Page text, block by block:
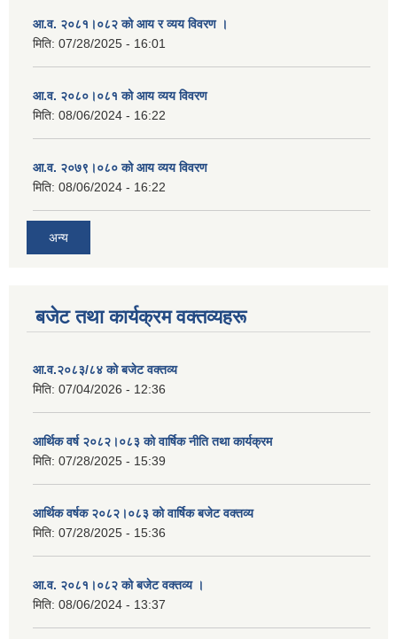
आ.व. २०८१।०८२ को आय र व्यय विवरण ।
मिति: 07/28/2025 - 16:01
आ.व. २०८०।०८१ को आय व्यय विवरण
मिति: 08/06/2024 - 16:22
आ.व. २०७९।०८० को आय व्यय विवरण
मिति: 08/06/2024 - 16:22
अन्य
बजेट तथा कार्यक्रम वक्तव्यहरू
आ.व.२०८३/८४ को बजेट वक्तव्य
मिति: 07/04/2026 - 12:36
आर्थिक वर्ष २०८२।०८३ को वार्षिक नीति तथा कार्यक्रम
मिति: 07/28/2025 - 15:39
आर्थिक वर्षक २०८२।०८३ को वार्षिक बजेट वक्तव्य
मिति: 07/28/2025 - 15:36
आ.व. २०८१।०८२ को बजेट वक्तव्य ।
मिति: 08/06/2024 - 13:37